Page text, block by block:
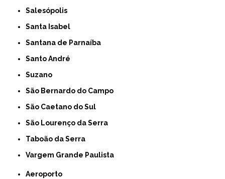
Salesópolis
Santa Isabel
Santana de Parnaíba
Santo André
Suzano
São Bernardo do Campo
São Caetano do Sul
São Lourenço da Serra
Taboão da Serra
Vargem Grande Paulista
Aeroporto